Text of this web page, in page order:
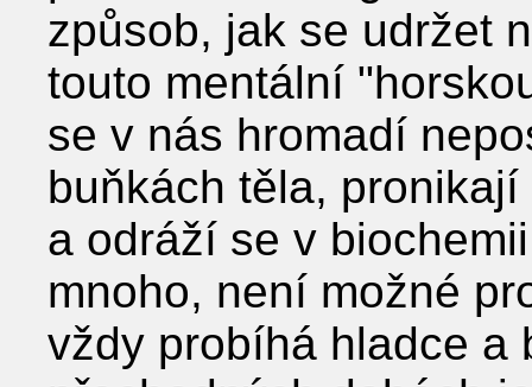
způsob, jak se udržet
touto mentální
se v nás hromadí
buňkách těla,
a odráží se v
mnoho, není možné
vždy probíhá hladce a